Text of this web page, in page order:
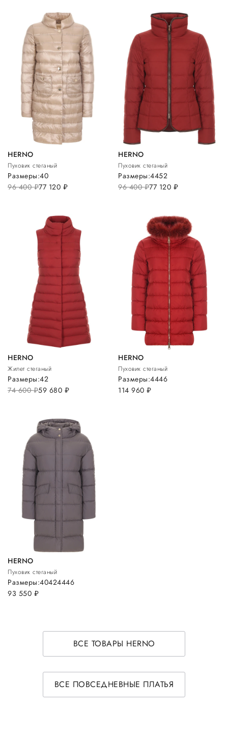
HERNO
Пуховик стеганый
96 400руб.77 120 руб.
Размеры:40
HERNO
Пуховик стеганый
96 400руб.77 120 руб.
Размеры:4452
HERNO
Жилет стеганый
74 600руб.59 680 руб.
Размеры:42
HERNO
Пуховик стеганый
114 960руб.
Размеры:4446
HERNO
Пуховик стеганый
93 550 руб.
Размеры:40424446
ВСЕ ТОВАРЫ HERNO
ВСЕ ПОВСЕДНЕВНЫЕ ПЛАТЬЯ